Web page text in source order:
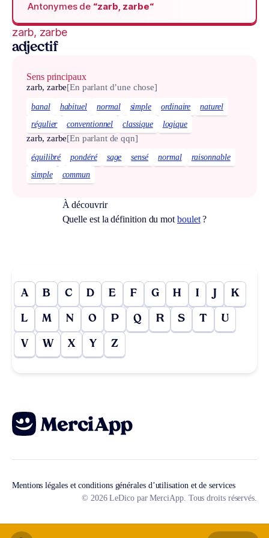
Antonymes de “zarb, zarbe“
zarb, zarbe
adjectif
Sens principaux
zarb, zarbe[En parlant d’une chose]
banal habituel normal simple ordinaire
naturel
régulier
conventionnel classique logique
zarb, zarbe[En parlant de qqn]
équilibré pondéré sage sensé normal
raisonnable
simple
commun
À découvrir
Quelle est la définition du motboulet?
A B C D E F G H I J K
L M N O P Q R S T U
V W X Y Z
Mentions légales et conditions générales d’utilisation et de services
© 2026 LeDico par MerciApp. Tous droits réservés.